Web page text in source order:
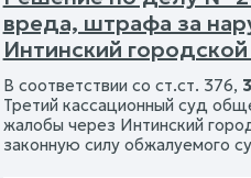
вреда, штрафа за
Интинский
В соответствии со ст.ст. 376,
Третий кассационный суд
жалобы через Интинский
законную силу обжалуемого